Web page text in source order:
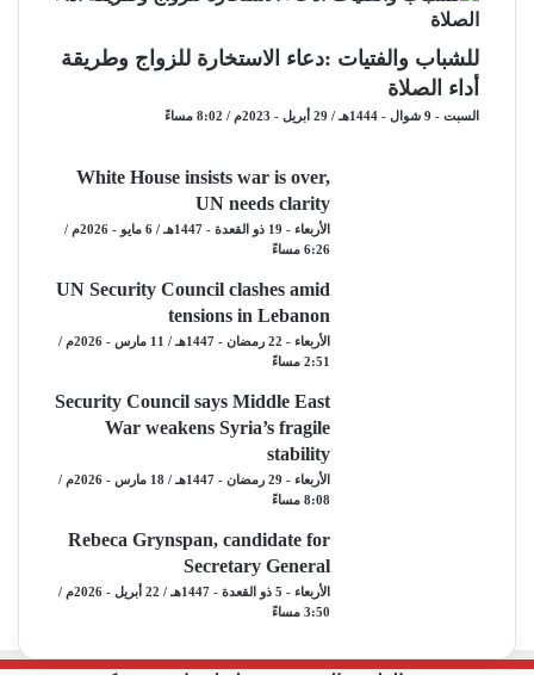
للشباب والفتيات :دعاء الاستخارة للزواج وطريقة
أداء الصلاة
السبت - 9 شوال - 1444هـ / 29 أبريل - 2023م / 8:02 مساءً
White House insists war is over,
UN needs clarity
الأربعاء - 19 ذو القعدة - 1447هـ / 6 مايو - 2026م /
6:26 مساءً
UN Security Council clashes amid
tensions in Lebanon
الأربعاء - 22 رمضان - 1447هـ / 11 مارس - 2026م /
2:51 مساءً
Security Council says Middle East
War weakens Syria’s fragile
stability
الأربعاء - 29 رمضان - 1447هـ / 18 مارس - 2026م /
8:08 مساءً
Rebeca Grynspan, candidate for
Secretary General
الأربعاء - 5 ذو القعدة - 1447هـ / 22 أبريل - 2026م /
3:50 مساءً